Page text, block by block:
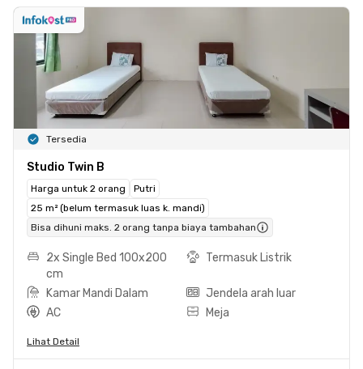
Tersedia
Studio Twin B
Harga untuk 2 orang
Putri
25 m² (belum termasuk luas k. mandi)
Bisa dihuni maks. 2 orang tanpa biaya tambahan
2x Single Bed 100x200
cm
Termasuk Listrik
Kamar Mandi Dalam
Jendela arah luar
AC
Meja
Lihat Detail